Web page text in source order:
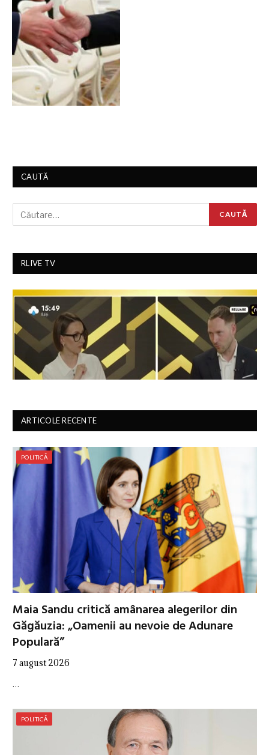
CAUTĂ
RLIVE TV
ARTICOLE RECENTE
POLITICĂ
Maia Sandu critică amânarea alegerilor din
Găgăuzia: „Oamenii au nevoie de Adunare
Populară”
7 august 2026
…
POLITICĂ